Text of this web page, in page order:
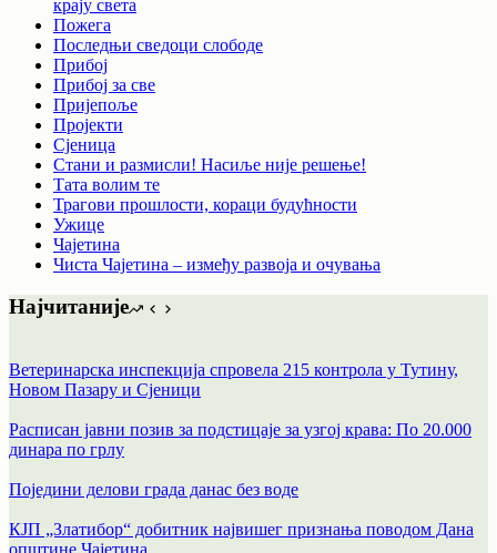
крају света
Пожега
Последњи сведоци слободе
Прибој
Прибој за све
Пријепоље
Пројекти
Сјеница
Стани и размисли! Насиље није решење!
Тата волим те
Трагови прошлости, кораци будућности
Ужице
Чајетина
Чиста Чајетина – између развоја и очувања
Најчитаније
Ветеринарска инспекција спровела 215 контрола у Тутину,
Новом Пазару и Сјеници
Расписан јавни позив за подстицаје за узгој крава: По 20.000
динара по грлу
Поједини делови града данас без воде
КЈП „Златибор“ добитник највишег признања поводом Дана
општине Чајетина